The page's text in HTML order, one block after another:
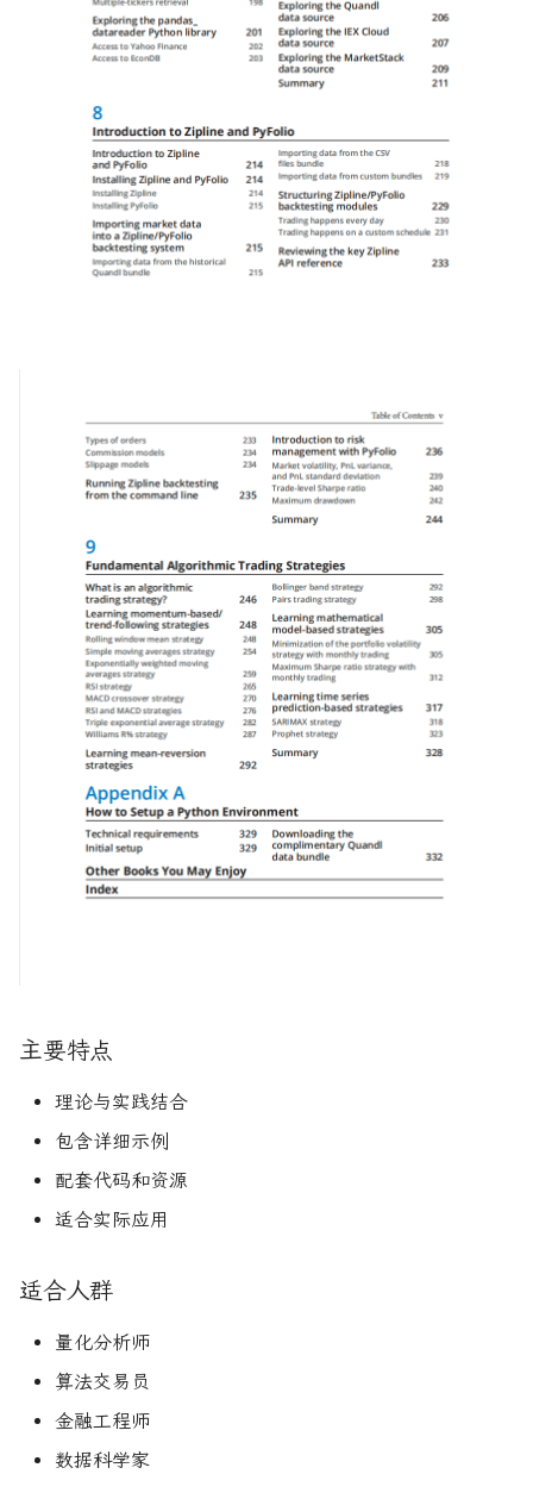
主要特点
理论与实践结合
包含详细示例
配套代码和资源
适合实际应用
适合人群
量化分析师
算法交易员
金融工程师
数据科学家